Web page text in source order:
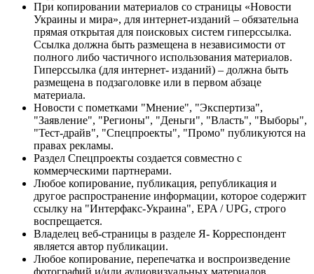
При копировании материалов со страницы «Новости
Украины и мира», для интернет-изданий – обязательна
прямая открытая для поисковых систем гиперссылка.
Ссылка должна быть размещена в независимости от
полного либо частичного использования материалов.
Гиперссылка (для интернет- изданий) – должна быть
размещена в подзаголовке или в первом абзаце
материала.
Новости с пометками "Мнение", "Экспертиза",
"Заявление", "Регионы", "Деньги", "Власть", "Выборы",
"Тест-драйв", "Спецпроекты", "Промо" публикуются на
правах рекламы.
Раздел Спецпроекты создается совместно с
коммерческими партнерами.
Любое копирование, публикация, републикация и
другое распространение информации, которое содержит
ссылку на "Интерфакс-Украина", EPA / UPG, строго
воспрещается.
Владелец веб-страницы в разделе Я- Корреспондент
является автор публикации.
Любое копирование, перепечатка и воспроизведение
фотографий и/или аудиовизуальных материалов,